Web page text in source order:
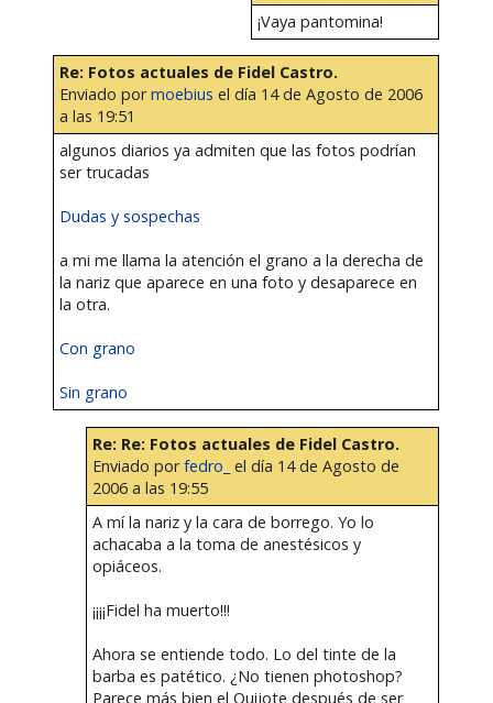
¡Vaya pantomina!
Re: Fotos actuales de Fidel Castro.
Enviado pormoebius el día 14 de Agosto de 2006
a las 19:51
algunos diarios ya admiten que las fotos podrían
ser trucadas
Dudas y sospechas
a mi me llama la atención el grano a la derecha de
la nariz que aparece en una foto y desaparece en
la otra.
Con grano
Sin grano
Re: Re: Fotos actuales de Fidel Castro.
Enviado porfedro_ el día 14 de Agosto de
2006 a las 19:55
A mí la nariz y la cara de borrego. Yo lo
achacaba a la toma de anestésicos y
opiáceos.
¡¡¡¡Fidel ha muerto!!!
Ahora se entiende todo. Lo del tinte de la
barba es patético. ¿No tienen photoshop?
Parece más bien el Quijote después de ser